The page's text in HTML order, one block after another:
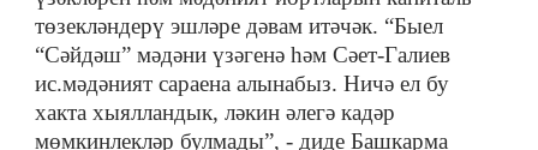
төзекләндерү эшләре дәвам итәчәк. “Быел
“Сәйдәш” мәдәни үзәгенә һәм Сәет-Галиев
ис.мәдәният сараена алынабыз. Ничә ел бу
хакта хыялландык, ләкин әлегә кадәр
мөмкинлекләр булмады”, - диде Башкарма